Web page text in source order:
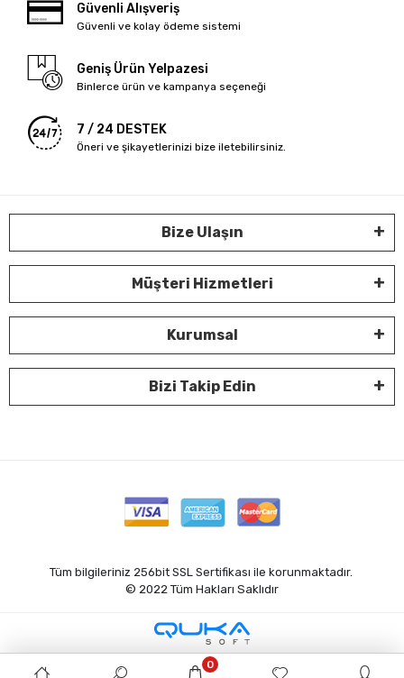
Güvenli Alışveriş
Güvenli ve kolay ödeme sistemi
Geniş Ürün Yelpazesi
Binlerce ürün ve kampanya seçeneği
7 / 24 DESTEK
Öneri ve şikayetlerinizi bize iletebilirsiniz.
Bize Ulaşın
Müşteri Hizmetleri
Kurumsal
Bizi Takip Edin
Tüm bilgileriniz 256bit SSL Sertifikası ile korunmaktadır.
© 2022 Tüm Hakları Saklıdır
0